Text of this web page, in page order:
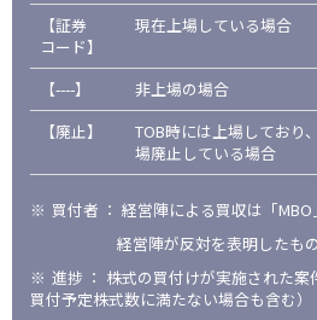
【証券
コード】
現在上場している場合
【----】
非上場の場合
【廃止】
TOB時には上場しており
場廃止している場合
買付者 ： 経営陣による買収は「
経営陣が反対を表明したもの
進捗 ： 株式の買付けが実施された
買付予定株式数に満たない場合も含む）